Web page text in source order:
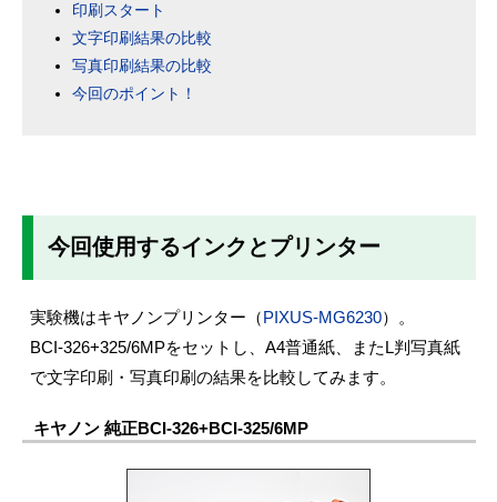
印刷スタート
文字印刷結果の比較
写真印刷結果の比較
今回のポイント！
今回使用するインクとプリンター
実験機はキヤノンプリンター（PIXUS-MG6230）。
BCI-326+325/6MPをセットし、A4普通紙、またL判写真紙
で文字印刷・写真印刷の結果を比較してみます。
キヤノン 純正BCI-326+BCI-325/6MP